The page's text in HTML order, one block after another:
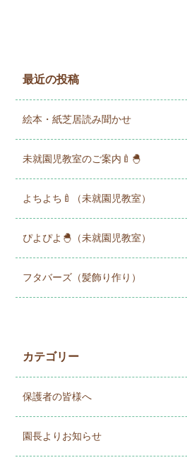
最近の投稿
絵本・紙芝居読み聞かせ
未就園児教室のご案内🍼🐣
よちよち🍼（未就園児教室）
ぴよぴよ🐣（未就園児教室）
フタバーズ（髪飾り作り）
カテゴリー
保護者の皆様へ
園長よりお知らせ